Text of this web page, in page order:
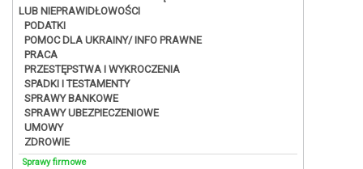
LUB NIEPRAWIDŁOWOŚCI
PODATKI
POMOC DLA UKRAINY/ INFO PRAWNE
PRACA
PRZESTĘPSTWA I WYKROCZENIA
SPADKI I TESTAMENTY
SPRAWY BANKOWE
SPRAWY UBEZPIECZENIOWE
UMOWY
ZDROWIE
Sprawy firmowe